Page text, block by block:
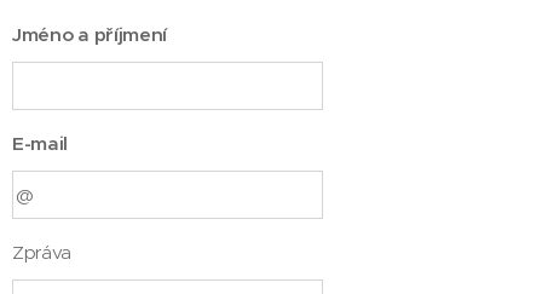
Jméno a příjmení
E-mail
Zpráva